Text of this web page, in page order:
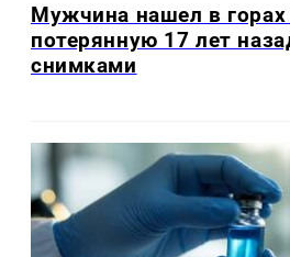
Мужчина нашел в горах
потерянную 17 лет
снимками